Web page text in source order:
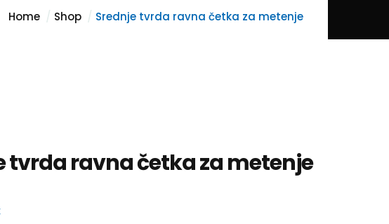
Home Shop Srednje tvrda ravna četka za metenje
tvrda ravna četka za metenje